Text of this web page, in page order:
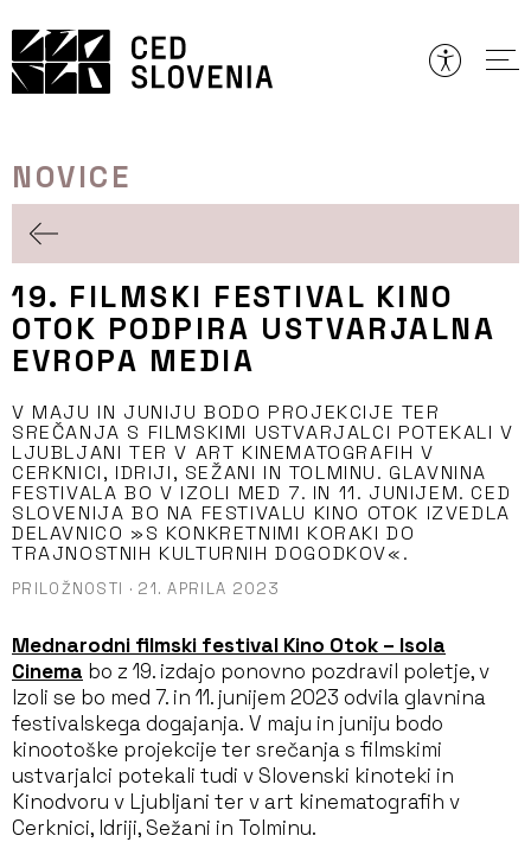
to
vsebine
NOVICE
19. FILMSKI FESTIVAL KINO
OTOK PODPIRA USTVARJALNA
EVROPA MEDIA
V MAJU IN JUNIJU BODO PROJEKCIJE TER
SREČANJA S FILMSKIMI USTVARJALCI POTEKALI V
LJUBLJANI TER V ART KINEMATOGRAFIH V
CERKNICI, IDRIJI, SEŽANI IN TOLMINU. GLAVNINA
FESTIVALA BO V IZOLI MED 7. IN 11. JUNIJEM. CED
SLOVENIJA BO NA FESTIVALU KINO OTOK IZVEDLA
DELAVNICO »S KONKRETNIMI KORAKI DO
TRAJNOSTNIH KULTURNIH DOGODKOV«.
PRILOŽNOSTI · 21. APRILA 2023
Mednarodni filmski festival Kino Otok – Isola
Cinema bo z 19. izdajo ponovno pozdravil poletje, v
Izoli se bo med 7. in 11. junijem 2023 odvila glavnina
festivalskega dogajanja. V maju in juniju bodo
kinootoške projekcije ter srečanja s filmskimi
ustvarjalci potekali tudi v Slovenski kinoteki in
Kinodvoru v Ljubljani ter v art kinematografih v
Cerknici, Idriji, Sežani in Tolminu.